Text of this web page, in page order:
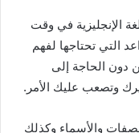
الإنجليزية في وقت
التي تحتاجها لفهم
دون الحاجة إلى
وتصعب عليك الأمر.
والأسماء وكذلك